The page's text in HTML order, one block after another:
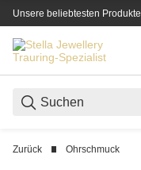
Unsere beliebtesten Produkte
Zurück Ohrschmuck